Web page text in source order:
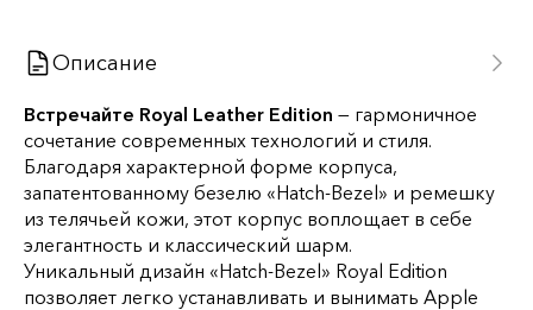
Описание
Встречайте Royal Leather Edition — гармоничное
сочетание современных технологий и стиля.
Благодаря характерной форме корпуса,
запатентованному безелю «Hatch-Bezel» и ремешку
из телячьей кожи, этот корпус воплощает в себе
элегантность и классический шарм.
Уникальный дизайн «Hatch-Bezel» Royal Edition
позволяет легко устанавливать и вынимать Apple